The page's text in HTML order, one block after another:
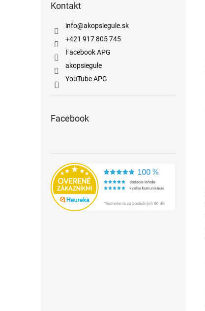
Kontakt
info@akopsiegule.sk
+421 917 805 745
Facebook APG
akopsiegule
YouTube APG
Facebook